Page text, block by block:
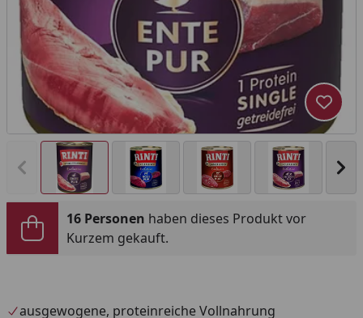
Vorheriges Bild anzeigen
16 Personen haben dieses Produkt vor
Kurzem gekauft.
ausgewogene, proteinreiche Vollnahrung